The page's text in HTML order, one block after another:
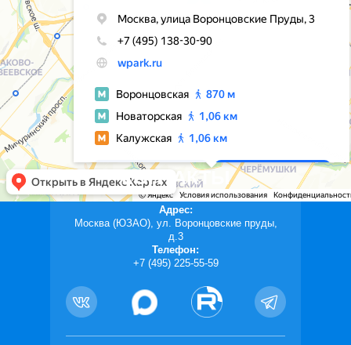
Адрес:
Москва (ЮЗАО), ул. Воронцовские пруды,
д.3
Телефон:
+7 (495) 225-55-59
КОНТАКТЫ